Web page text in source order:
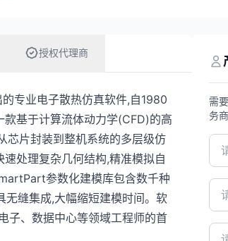
授权代理商
专业电子散热仿真软件,自1980
基于计算流体动力学(CFD)的高
芯片封装到整机系统的多层级仿
处理复杂几何结构,精准模拟自
参数化建模库包含数千种
缝集成,大幅缩短建模时间。软
子、数据中心等领域工程师的首
需
务